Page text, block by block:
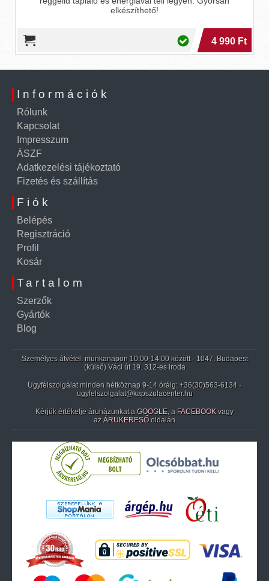
elkészíthető!
4 990 Ft
Információk
Rólunk
Kapcsolat
Impresszum
ÁSZF
Adatkezelési tájékoztató
Fizetés és szállítás
Fiók
Belépés
Regisztráció
Profil
Kosár
Tartalom
Szerzők
Gyártók
Blog
Személyes átvétel: munkanapon 10:00-14:00 között · 1047, Budapest
(külső) Váci út 19. 312-es iroda
Ügyfélszolgálat minden hétköznap 9-14 óráig: +36(30)563-6134 ·
ugyfelszolgalat@kapszulacenter.hu
Kérjük értékelje áruházunkat a GOOGLE, a FACEBOOK vagy
az ÁRUKERESŐ oldalán